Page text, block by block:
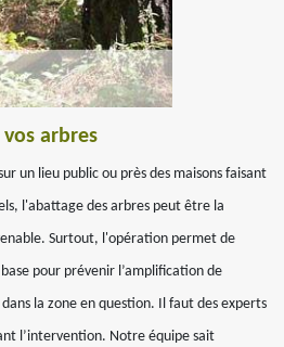
arbres
un lieu public ou près des maisons faisant
l'abattage des arbres peut être la
Surtout, l'opération permet de
pour prévenir l’amplification de
la zone en question. Il faut des experts
l’intervention. Notre équipe sait